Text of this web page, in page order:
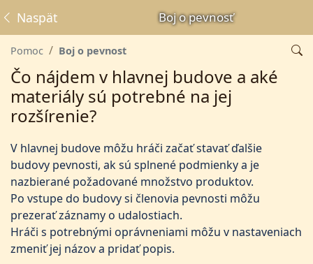
Boj o pevnosť
Naspäť
Pomoc Boj o pevnosť
Čo nájdem v hlavnej budove a aké
materiály sú potrebné na jej
rozšírenie?
V hlavnej budove môžu hráči začať stavať ďalšie
budovy pevnosti, ak sú splnené podmienky a je
nazbierané požadované množstvo produktov.
Po vstupe do budovy si členovia pevnosti môžu
prezerať záznamy o udalostiach.
Hráči s potrebnými oprávneniami môžu v nastaveniach
zmeniť jej názov a pridať popis.